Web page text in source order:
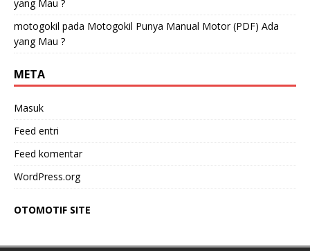
yang Mau ?
motogokil pada Motogokil Punya Manual Motor (PDF) Ada
yang Mau ?
META
Masuk
Feed entri
Feed komentar
WordPress.org
OTOMOTIF SITE